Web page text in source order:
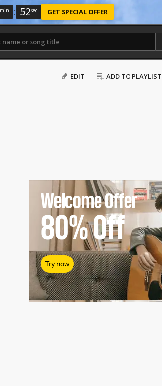
min : 51sec GET SPECIAL OFFER
EDIT ADD TO PLAYLIST
Welcome Offer
80%Off
Try now